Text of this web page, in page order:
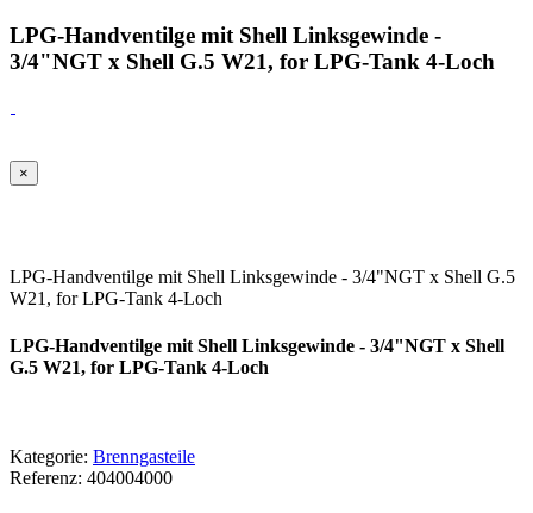
LPG-Handventilge mit Shell Linksgewinde -
3/4"NGT x Shell G.5 W21, for LPG-Tank 4-Loch
×
LPG-Handventilge mit Shell Linksgewinde - 3/4"NGT x Shell G.5
W21, for LPG-Tank 4-Loch
LPG-Handventilge mit Shell Linksgewinde - 3/4"NGT x Shell
G.5 W21, for LPG-Tank 4-Loch
Kategorie: Brenngasteile
Referenz: 404004000